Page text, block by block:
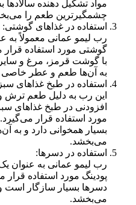
مواد تشکیل دهنده سالادها
چشمگیرترین طعم را
استفاده در غذاهای گوشتی:
رب لیمو عمانی معمولاً به
گوشتی مورد استفاده
با گوشت قرمز، مرغ و
به آن‌ها طعم و عطر
استفاده در طبخ غذاهای
این رب به دلیل طعم ترش
افزودنی در طبخ غذاهای
مورد استفاده قرار
بسیار همخوانی دارد و به
می‌بخشد.
استفاده در دسرها:
رب لیمو عمانی به عنوان
پودینگ مورد استفاده
دسرها بسیار سازگار
می‌بخشد.